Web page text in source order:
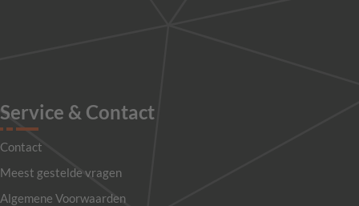
Service & Contact
Contact
Meest gestelde vragen
Algemene Voorwaarden